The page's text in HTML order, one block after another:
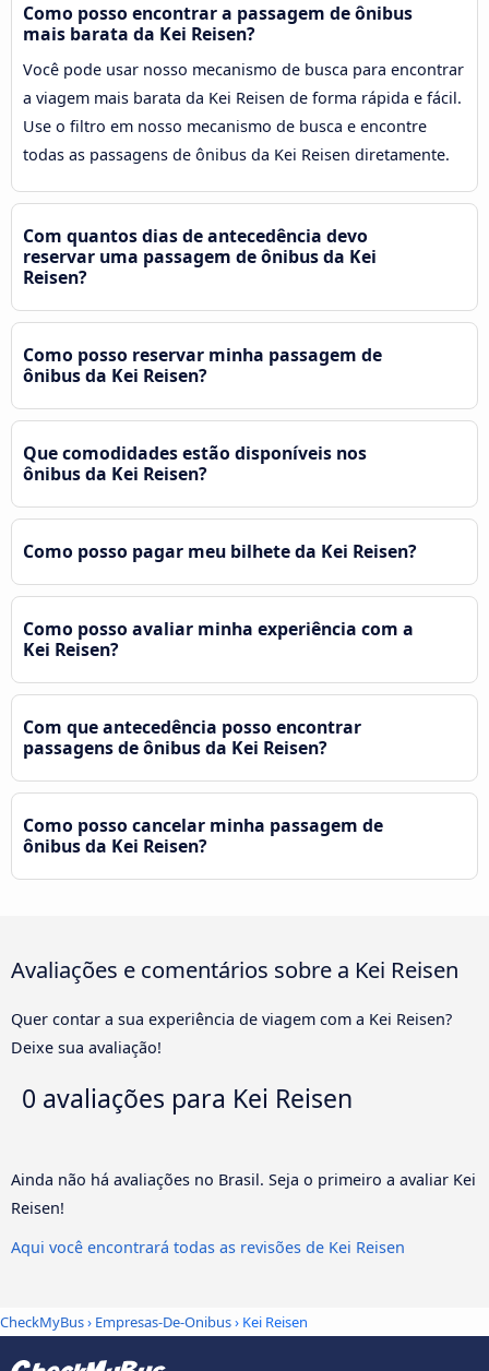
Como posso encontrar a passagem de ônibus
mais barata da Kei Reisen?
Você pode usar nosso mecanismo de busca para encontrar
a viagem mais barata da Kei Reisen de forma rápida e fácil.
Use o filtro em nosso mecanismo de busca e encontre
todas as passagens de ônibus da Kei Reisen diretamente.
Com quantos dias de antecedência devo
reservar uma passagem de ônibus da Kei
Reisen?
Como posso reservar minha passagem de
ônibus da Kei Reisen?
Que comodidades estão disponíveis nos
ônibus da Kei Reisen?
Como posso pagar meu bilhete da Kei Reisen?
Como posso avaliar minha experiência com a
Kei Reisen?
Com que antecedência posso encontrar
passagens de ônibus da Kei Reisen?
Como posso cancelar minha passagem de
ônibus da Kei Reisen?
Avaliações e comentários sobre a Kei Reisen
Quer contar a sua experiência de viagem com a Kei Reisen?
Deixe sua avaliação!
0 avaliações para Kei Reisen
Ainda não há avaliações no Brasil. Seja o primeiro a avaliar Kei
Reisen!
Aqui você encontrará todas as revisões de Kei Reisen
CheckMyBus› Empresas-De-Onibus› Kei Reisen